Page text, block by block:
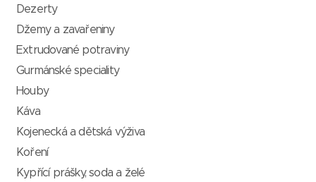
Dezerty
Džemy a zavařeniny
Extrudované potraviny
Gurmánské speciality
Houby
Káva
Kojenecká a dětská výživa
Koření
Kypřící prášky, soda a želé